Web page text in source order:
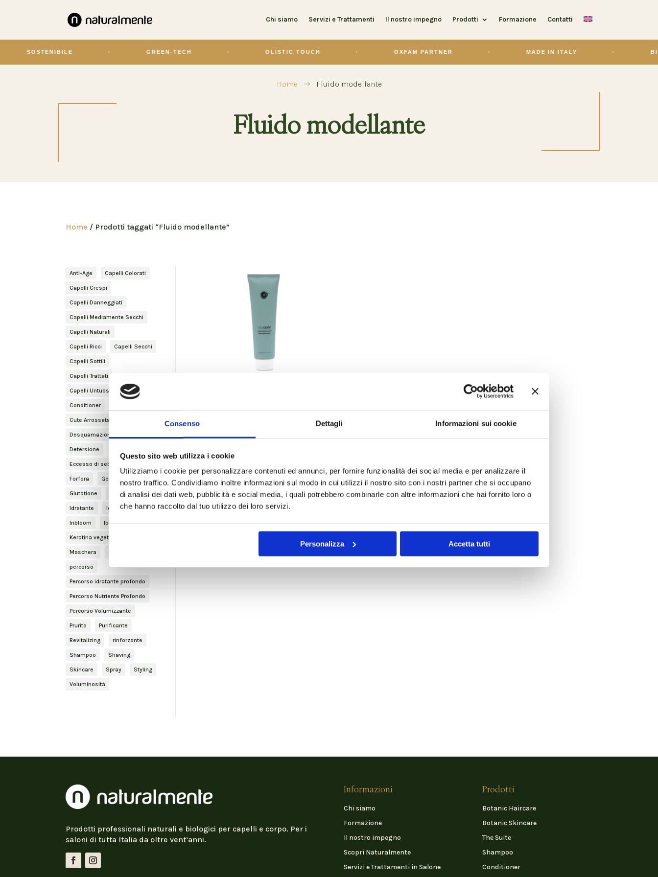
Consenso Dettagli Informazioni sui cookie
Questo sito web utilizza i cookie
Utilizziamo i cookie per personalizzare contenuti ed annunci, per fornire funzionalità dei social media e per analizzare il
nostro traffico. Condividiamo inoltre informazioni sul modo in cui utilizzi il nostro sito con i nostri partner che si occupano
di analisi dei dati web, pubblicità e social media, i quali potrebbero combinarle con altre informazioni che hai fornito loro o
che hanno raccolto dal tuo utilizzo dei loro servizi.
Personalizza Accetta tutti
Chi siamo Servizi e Trattamenti Il nostro impegno Prodotti Formazione Contatti
SOSTENIBILE GREEN-TECH OLISTIC TOUCH OXFAM PARTNER MADE IN ITALY
Home $ Fluido modellante
Fluido modellante
Home / Prodotti taggati “Fluido modellante”
Anti-Age Capelli Colorati
Capelli Crespi
Capelli Danneggiati
Capelli Mediamente Secchi
Capelli Naturali
Capelli Ricci Capelli Secchi
Capelli Sottili
Capelli Trattati
Capelli Untuosi
Conditioner
Cute Arrossata
Desquamazione
Detersione
Eccesso di sebo
Forfora Gentleman
Glutatione haircare
Idratante Idratazione
Inbloom Iperidrosi
Keratina vegetale
Maschera
percorso
Percorso idratante profondo
Percorso Nutriente Profondo
Percorso Volumizzante
Prurito Purificante
Revitalizing rinforzante
Shampoo Shaving
Skincare Spray Styling
Voluminosità
Prodotti professionali naturali e biologici per capelli e corpo. Per i
saloni di tutta Italia da oltre vent’anni.
Informazioni
Chi siamo
Formazione
Il nostro impegno
Scopri Naturalmente
Servizi e Trattamenti in Salone
Prodotti
Botanic Haircare
Botanic Skincare
The Suite
Shampoo
Conditioner